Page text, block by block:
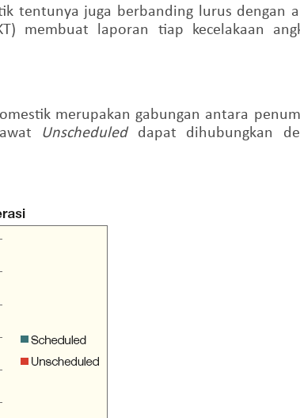
tentunya juga berbanding lurus dengan
membuat laporan tiap kecelakaan
merupakan gabungan antara
Unscheduled dapat dihubungkan